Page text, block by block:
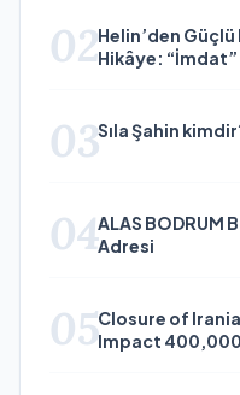
02Helin’den
Hikâye: “İmdat”
03Sıla Şahin
04ALAS BODRUM
Adresi
05Closure of
Impact